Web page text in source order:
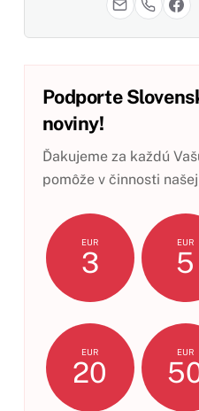
Podporte
noviny!
Ďakujeme za každú
pomôže v činnosti
EUR
3
EUR
5
EUR
20
EUR